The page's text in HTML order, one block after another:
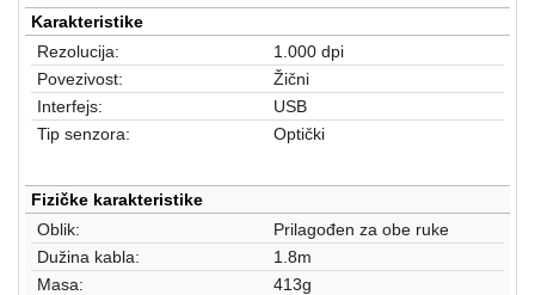
Kućni
aparati
Software
Sve
Karakteristike
Rezolucija:
1.000 dpi
Povezivost:
Žični
Interfejs:
USB
Tip senzora:
Optički
Fizičke karakteristike
Oblik:
Prilagođen za obe ruke
Dužina kabla:
1.8m
Masa:
413g